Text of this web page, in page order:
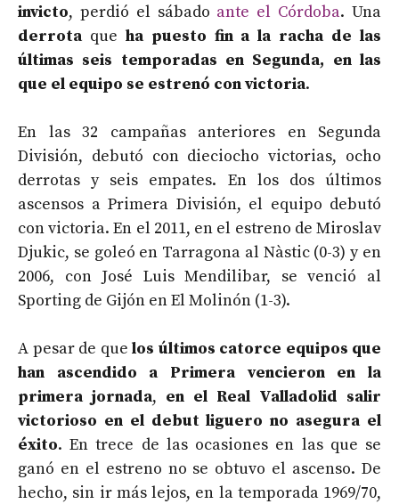
invicto, perdió el sábado ante el Córdoba. Una
derrota que ha puesto fin a la racha de las
últimas seis temporadas en Segunda, en las
que el equipo se estrenó con victoria.
En las 32 campañas anteriores en Segunda
División, debutó con dieciocho victorias, ocho
derrotas y seis empates. En los dos últimos
ascensos a Primera División, el equipo debutó
con victoria. En el 2011, en el estreno de Miroslav
Djukic, se goleó en Tarragona al Nàstic (0-3) y en
2006, con José Luis Mendilibar, se venció al
Sporting de Gijón en El Molinón (1-3).
A pesar de que los últimos catorce equipos que
han ascendido a Primera vencieron en la
primera jornada, en el Real Valladolid salir
victorioso en el debut liguero no asegura el
éxito. En trece de las ocasiones en las que se
ganó en el estreno no se obtuvo el ascenso. De
hecho, sin ir más lejos, en la temporada 1969/70,